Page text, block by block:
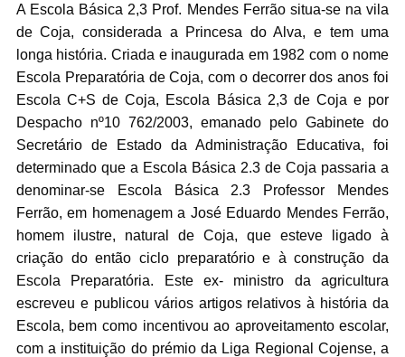
A Escola Básica 2,3 Prof. Mendes Ferrão situa-se na vila
de Coja, considerada a Princesa do Alva, e tem uma
longa história. Criada e inaugurada em 1982 com o nome
Escola Preparatória de Coja, com o decorrer dos anos foi
Escola C+S de Coja, Escola Básica 2,3 de Coja e por
Despacho nº10 762/2003, emanado pelo Gabinete do
Secretário de Estado da Administração Educativa, foi
determinado que a Escola Básica 2.3 de Coja passaria a
denominar-se Escola Básica 2.3 Professor Mendes
Ferrão, em homenagem a José Eduardo Mendes Ferrão,
homem ilustre, natural de Coja, que esteve ligado à
criação do então ciclo preparatório e à construção da
Escola Preparatória. Este ex- ministro da agricultura
escreveu e publicou vários artigos relativos à história da
Escola, bem como incentivou ao aproveitamento escolar,
com a instituição do prémio da Liga Regional Cojense, a